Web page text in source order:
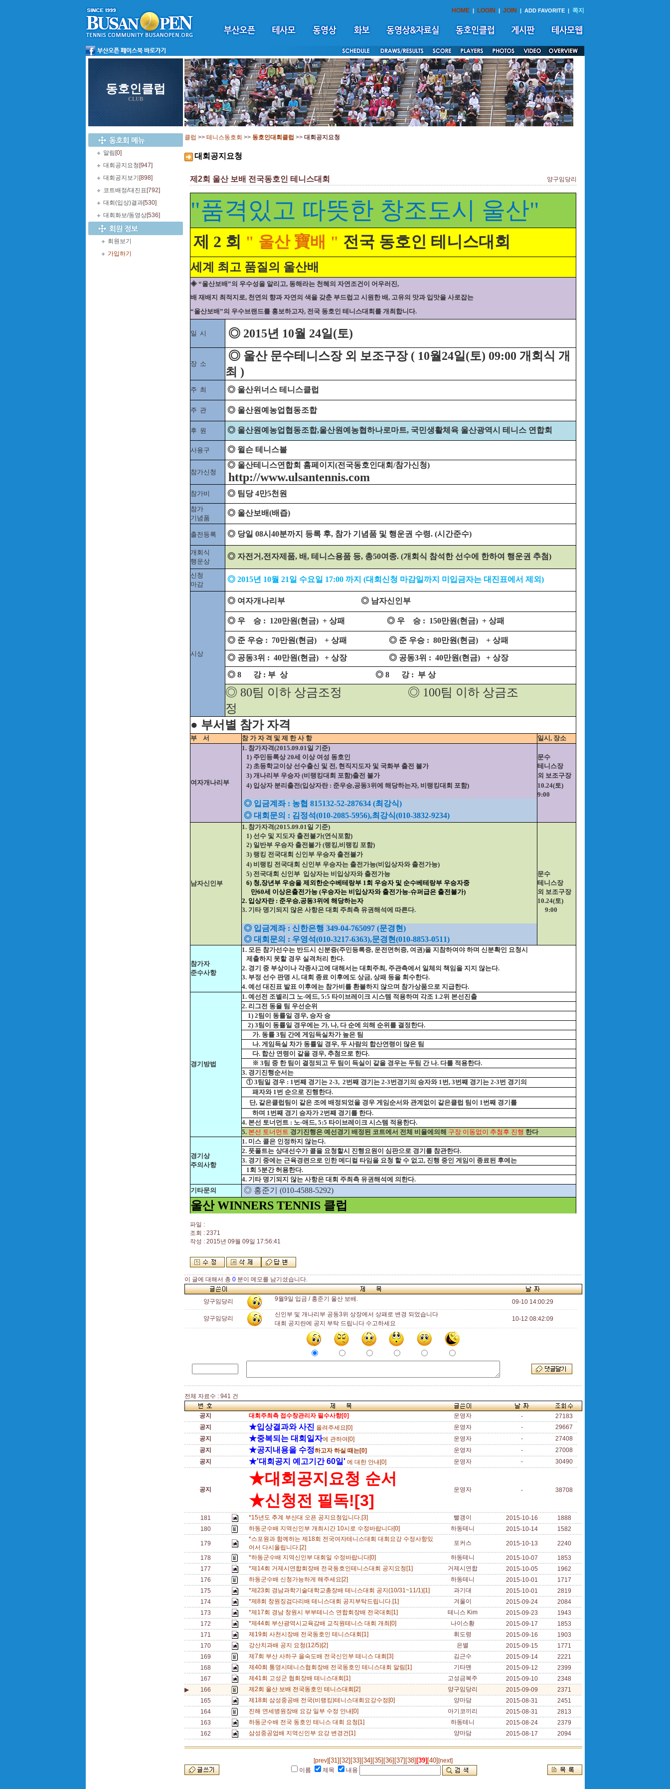
HOME | LOGIN | JOIN | ADD FAVORITE | 쪽지
동호인클럽
CLUB
알림 [0]
대회공지요청 [947]
대회공지보기 [898]
코트배정/대진표 [792]
대회(입상)결과[530]
대회화보/동영상[536]
회원보기
가입하기
클럽 >> 테니스동호회 >> 동호인대회클럽 >> 대회공지요청
대회공지요청
제2회 울산 보배 전국동호인 테니스대회 양구임당리
"품격있고 따뜻한 창조도시 울산"
제 2 회 " 울산 寶배 " 전국 동호인 테니스대회
세계 최고 품질의 울산배
◈ “울산보배”의 우수성을 알리고, 동해라는 천혜의 자연조건이 어우러진,
배 재배지 최적지로, 천연의 향과 자연의 색을 갖춘 부드럽고 시원한 배, 고유의 맛과 입맛을 사로잡는
“울산보배”의 우수브랜드를 홍보하고자, 전국 동호인 테니스대회를 개최합니다.
일 시 ◎ 2015년 10월 24일(토)
장 소
◎ 울산 문수테니스장 외 보조구장 ( 10월24일(토) 09:00 개회식 개
최 )
주 최 ◎ 울산위너스 테니스클럽
주 관 ◎ 울산원예농업협동조합
후 원 ◎ 울산원예농업협동조합,울산원예농협하나로마트, 국민생활체육 울산광역시 테니스 연합회
사용구 ◎ 윌슨 테니스볼
참가신청
◎ 울산테니스연합회 홈페이지(전국동호인대회/참가신청)
http://www.ulsantennis.com
참가비 ◎ 팀당 4만5천원
참가
기념품
◎ 울산보배(배즙)
출전등록 ◎ 당일 08시40분까지 등록 후, 참가 기념품 및 행운권 수령. (시간준수)
개회식
행운상
◎ 자전거,전자제품, 배, 테니스용품 등, 총50여종. (개회식 참석한 선수에 한하여 행운권 추첨)
신청
마감
◎ 2015년 10월 21일 수요일 17:00 까지 (대회신청 마감일까지 미입금자는 대진표에서 제외)
시상
◎ 여자개나리부 ◎ 남자신인부
◎ 우 승 : 120만원(현금) + 상패 ◎ 우 승 : 150만원(현금) + 상패
◎ 준 우승 : 70만원(현금) + 상패 ◎ 준 우승 : 80만원(현금) + 상패
◎ 공동3위 : 40만원(현금) + 상장 ◎ 공동3위 : 40만원(현금)
+ 상장
◎ 8
강 : 부 상 ◎ 8 강 : 부 상
◎ 80팀 이하 상금조정
◎ 100팀 이하 상금조
정
● 부서별 참가 자격
부 서 참 가 자 격 및 제 한 사 항 일시, 장소
여자개나리부
1. 참가자격(2015.09.01일 기준)
1) 주민등록상 20세 이상 여성 동호인
문수
2) 초등학교이상 선수출신 및 전, 현직지도자 및 국화부 출전 불가
테니스장
3) 개나리부 우승자 (비랭킹대회 포함)출전 불가
외 보조구장
4) 입상자 분리출전(입상자란 : 준우승,공동3위에 해당하는자, 비랭킹대회 포함)
10.24(토)
9:00
◎ 입금계좌 : 농협 815132-52-287634 (최강식)
◎ 대회문의 : 김정석(010-2085-5956),최강식(010-3832-9234)
남자신인부
1. 참가자격(2015.09.01일 기준)
1) 선수 및 지도자 출전불가(연식포함)
2) 일반부 우승자 출전불가 (랭킹,비랭킹 포함)
3) 랭킹 전국대회 신인부 우승자 출전불가
4) 비랭킹 전국대회 신인부 우승자는 출전가능(비입상자와 출전가능)
5) 전국대회 신인부 입상자는 비입상자와 출전가능
문수
6) 청,장년부 우승을 제외한순수베테랑부 1회 우승자 및 순수베테랑부 우승자중
테니스장
만60세 이상은출전가능 (우승자는 비입상자와 출전가능-슈퍼급은 출전불가)
외 보조구장
2. 입상자란 : 준우승,공동3위에 해당하는자
10.24(토)
3. 기타 명기되지 않은 사항은 대회 주최측 유권해석에 따른다.
9:00
◎ 입금계좌 : 신한은행 349-04-765097 (문경현)
◎ 대회문의 : 우영석(010-3217-6363),문경현(010-8853-0511)
참가자
준수사항
1. 모든 참가선수는 반드시 신분증(주민등록증, 운전면허증, 여권)을 지참하여야 하며 신분확인 요청시
제출하지 못할 경우 실격처리 한다.
2. 경기 중 부상이나 각종사고에 대해서는 대회주최, 주관측에서 일체의 책임을 지지 않는다.
3. 부정 선수 판명 시, 대회 종료 이후에도 상금, 상패 등을 회수한다.
4. 예선 대진표 발표 이후에는 참가비를 환불하지 않으며 참가상품으로 지급한다.
경기방법
1. 예선전 조별리그 노-에드, 5:5 타이브레이크 시스템 적용하며 각조 1.2위 본선진출
2. 리그전 동율 팀 우선순위
1) 2팀이 동률일 경우, 승자 승
2) 3팀이 동률일 경우에는 가, 나, 다 순에 의해 순위를 결정한다.
가. 동률 3팀 간에 게임득실차가 높은 팀
나. 게임득실 차가 동률일 경우, 두 사람의 합산연령이 많은 팀
다. 합산 연령이 같을 경우, 추첨으로 한다.
※ 3팀 중 한 팀이 결정되고 두 팀이 득실이 같을 경우는 두팀 간 나. 다를 적용한다.
3. 경기진행순서는
① 3팀일 경우 : 1번째 경기는 2-3, 2번째 경기는 2-3번경기의 승자와 1번, 3번째 경기는 2-3번 경기의
패자와 1번 순으로 진행한다.
단, 같은클럽팀이 같은 조에 배정되었을 경우 게임순서와 관계없이 같은클럽 팀이 1번째 경기를
하며 1번째 경기 승자가 2번째 경기를 한다.
4. 본선 토너먼트 : 노-애드, 5:5 타이브레이크 시스템 적용한다.
5. 본선 토너먼트 경기진행은 예선경기 배정된 코트에서 전체 비율에의해 구장 이동없이 추첨후 진행 한다
경기상
주의사항
1. 미스 콜은 인정하지 않는다.
2. 풋폴트는 상대선수가 콜을 요청할시 진행요원이 심판으로 경기를 참관한다.
3. 경기 중에는 근육경련으로 인한 메디컬 타임을 요청 할 수 없고, 진행 중인 게임이 종료된 후에는
1회 5분간 허용한다.
4. 기타 명기되지 않는 사항은 대회 주최측 유권해석에 의한다.
기타문의
◎ 홍준기 (010-4588-5292)
울산 WINNERS TENNIS 클럽
파일 :
조회 : 2371
작성 : 2015년 09월 09일 17:56:41
이 글에 대해서 총 0분이 메모를 남기셨습니다.
양구임당리 9월9일 입금 / 홍준기 울산 보배. 09-10 14:00:29
양구임당리
신인부 및 개나리부 공동3위 상장에서 상패로 변경 되었습니다
대회 공지란에 공지 부탁 드립니다 수고하세요
10-12 08:42:09
전체 자료수 : 941 건
공지 대회주최측 접수창관리자 필수사항[0] 운영자 -
27183
공지
★입상결과와 사진 올려주세요[0] 운영자 -
29667
공지
★중복되는 대회일자에 관하여[0] 운영자 -
27408
공지
★공지내용을 수정하고자 하실 때는[0] 운영자 -
27008
공지
★'대회공지 예고기간 60일' 에 대한 안내[0] 운영자 - 30490
공지
★대회공지요청 순서
★신청전 필독![3]
운영자 - 38708
181 *15년도 추계 부산대 오픈 공지요청입니다.[3] 빨갱이 2015-10-16
1888
180
하동군수배 지역신인부 개최시간 10시로 수정바랍니다[0] 하동테니 2015-10-14 1582
179
*스포원과 함께하는 제18회 전국여자테니스대회 대회요강 수정사항있
어서 다시올립니다.[2]
포커스 2015-10-13 2240
178 *하동군수배 지역신인부 대회일 수정바랍니다[0] 하동테니 2015-10-07
1853
177
*제14회 거제시연합회장배 전국동호인테니스대회 공지요청[1] 거제시연합 2015-10-05
1962
176
하동군수배 신청가능하게 해주세요[2] 하동테니 2015-10-01
1717
175
*제23회 경남과학기술대학교총장배 테니스대회 공지(10/31~11/1)[1] 과기대 2015-10-01
2819
174
*제8회 창원징검다리배 테니스대회 공지부탁드립니다.[1] 겨울이 2015-09-24
2084
173
*제17회 경남 창원시 부부테니스 연합회장배 전국대회[1] 테니스 Kim 2015-09-23
1943
172
*제44회 부산광역시교육감배 교직원테니스 대회 개최[0] 나이스황 2015-09-17
1853
171
제19회 사천시장배 전국동호인 테니스대회[1] 휘도령 2015-09-16
1903
170
강산치과배 공지 요청(12/5)[2] 은별 2015-09-15
1771
169
제7회 부산 사하구 을숙도배 전국신인부 테니스 대회[3] 김근수 2015-09-14
2221
168
제40회 통영시테니스협회장배 전국동호인 테니스대회 알림[1] 기타맨 2015-09-12
2399
167
제41회 고성군 협회장배 테니스대회[1] 고성금복주 2015-09-10
2348
▶
166 제2회 울산 보배 전국동호인 테니스대회[2] 양구임당리 2015-09-09
2371
165
제18회 삼성중공배 전국(비랭킹)테니스대회요강수정[0] 양마담 2015-08-31
2451
164
진해 연세병원장배 요강 일부 수정 안내[0] 아기코끼리 2015-08-31
2813
163
하동군수배 전국 동호인 테니스 대회 요청[1] 하동테니 2015-08-24
2379
162
삼성중공업배 지역신인부 요강 변경건[1] 양마담 2015-08-17 2094
[prev] [31] [32] [33] [34] [35] [36] [37] [38] [39] [40] [next]
이름
제목 내용